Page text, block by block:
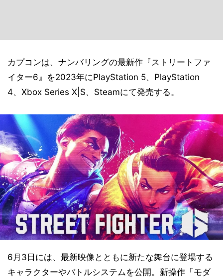
カプコンは、ナンバリングの最新作『ストリートファ
イター6』を2023年にPlayStation 5、PlayStation
4、Xbox Series X|S、Steamにて発売する。
6月3日には、最新映像とともに新たな舞台に登場する
キャラクターやバトルシステムを公開。新操作「モダ